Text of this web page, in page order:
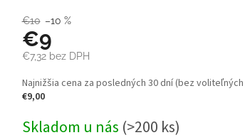
€10 –10 %
€9
€7,32bez DPH
Jednotková
cena:
Najnižšia cena za posledných 30 dní (bez
€9,00
Skladom u nás (>200 ks)